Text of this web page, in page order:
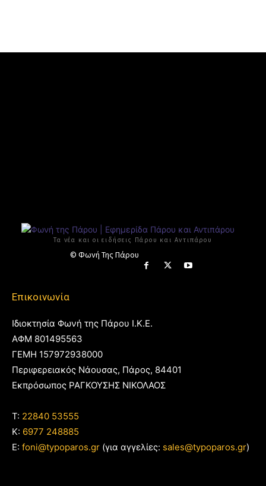
Τα νέα και οι ειδήσεις Πάρου και Αντιπάρου
© Φωνή Της Πάρου
Επικοινωνία
Ιδιοκτησία Φωνή της Πάρου Ι.Κ.Ε.
ΑΦΜ 801495563
ΓΕΜΗ 157972938000
Περιφερειακός Νάουσας, Πάρος, 84401
Εκπρόσωπος ΡΑΓΚΟΥΣΗΣ ΝΙΚΟΛΑΟΣ
T: 22840 53555
Κ: 6977 248885
E: foni@typoparos.gr (για αγγελίες: sales@typoparos.gr)